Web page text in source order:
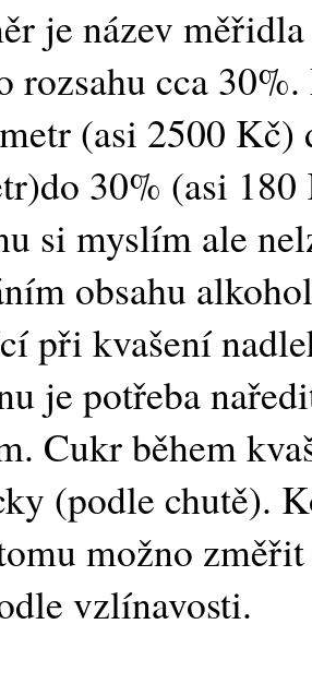
je název
rozsahu cca
(asi 2500 Kč)
30% (asi
si myslím ale
obsahu
při kvašení
je potřeba
Cukr během
(podle chutě).
možno
vzlínavosti.